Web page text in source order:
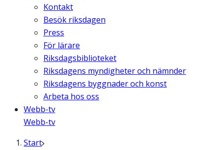
Kontakt
Besök riksdagen
Press
För lärare
Riksdagsbiblioteket
Riksdagens myndigheter och nämnder
Riksdagens byggnader och konst
Arbeta hos oss
Webb-tv
Webb-tv
Start